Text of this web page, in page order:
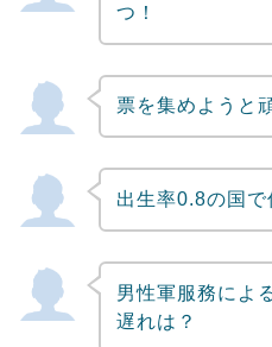
つ！
票を集めようと
出生率0.8の国で
男性軍服務によ
遅れは？